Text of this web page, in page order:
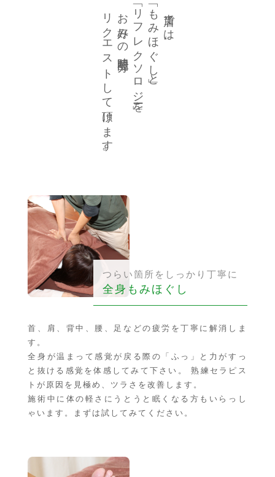
当店では、
もみほぐし」
と
リフレクソロジー」
を
お好みの時間配分で
リクエストして頂けます。
つらい箇所をしっかり丁寧に
全身もみほぐし
首、肩、背中、腰、足などの疲労を丁寧に解消しま
す。
全身が温まって感覚が戻る際の「ふっ」と力がすっ
と抜ける感覚を体感してみて下さい。 熟練セラピス
トが原因を見極め、ツラさを改善します。
施術中に体の軽さにうとうと眠くなる方もいらっし
ゃいます。まずは試してみてください。